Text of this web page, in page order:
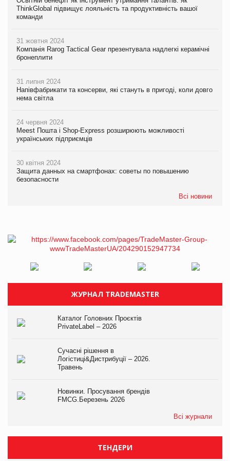
ThinkGlobal підвищує лояльність та продуктивність вашої
команди
31 жовтня 2024
Компанія Rarog Tactical Gear презентувала надлегкі керамічні
бронеплити
31 липня 2024
Напівфабрикати та консерви, які стануть в пригоді, коли довго
нема світла
24 червня 2024
Meest Пошта і Shop-Express розширюють можливості
українських підприємців
30 квітня 2024
Защита данных на смартфонах: советы по повышению
безопасности
Всі новини
ЖУРНАЛ TRADEMASTER
Каталог Головних Проєктів
PrivateLabel – 2026
Сучасні рішення в
Логістиці&Дистрибуції – 2026.
Травень
Новинки. Просування брендів
FMCG.Березень 2026
Всі журнали
ТЕНДЕРИ